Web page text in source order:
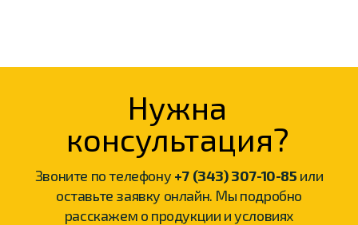
Нужна
консультация?
Звоните по телефону +7 (343) 307-10-85 или
оставьте заявку онлайн. Мы подробно
расскажем о продукции и условиях